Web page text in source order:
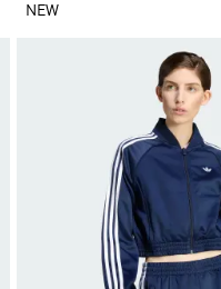
NEW
ほしいものリストに追加